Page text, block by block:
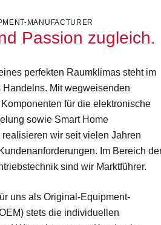
MANUFACTURER
Passion zugleich.
perfekten Raumklimas steht im
Handelns. Mit wegweisenden
für die elektronische
sowie Smart Home
wir seit vielen Jahren
Im Bereich
sind wir Marktführer.
uns als Original-Equipment-
stets die individuellen